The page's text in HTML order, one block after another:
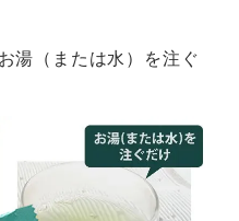
湯（または水）を注ぐ